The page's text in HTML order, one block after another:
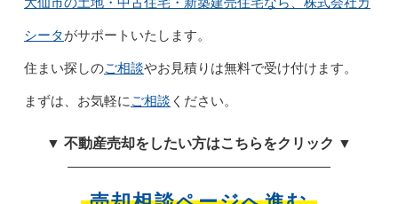
シータがサポートいたします。
住まい探しのご相談やお見積りは無料で受け付けます。
まずは、お気軽に ご相談 ください。
▼ 不動産売却をしたい方はこちらをクリック ▼